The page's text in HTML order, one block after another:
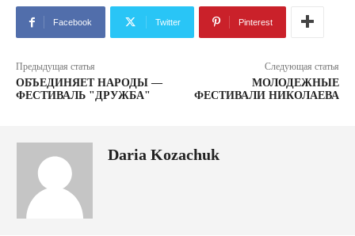
Facebook Twitter Pinterest
Предыдущая статья
ОБЪЕДИНЯЕТ НАРОДЫ —
ФЕСТИВАЛЬ "ДРУЖБА"
Следующая статья
МОЛОДЕЖНЫЕ
ФЕСТИВАЛИ НИКОЛАЕВА
Daria Kozachuk